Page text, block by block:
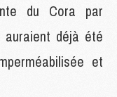
du Cora par
auraient déjà été
et